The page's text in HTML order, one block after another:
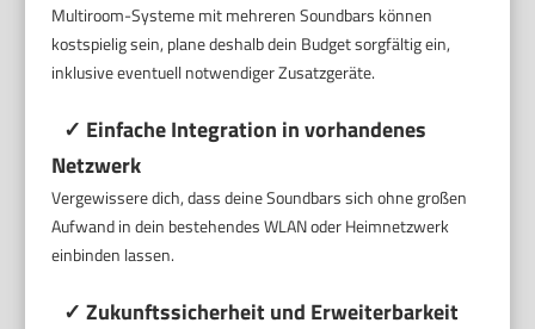
Multiroom-Systeme mit mehreren Soundbars können
kostspielig sein, plane deshalb dein Budget sorgfältig ein,
inklusive eventuell notwendiger Zusatzgeräte.
✓ Einfache Integration in vorhandenes
Netzwerk
Vergewissere dich, dass deine Soundbars sich ohne großen
Aufwand in dein bestehendes WLAN oder Heimnetzwerk
einbinden lassen.
✓ Zukunftssicherheit und Erweiterbarkeit